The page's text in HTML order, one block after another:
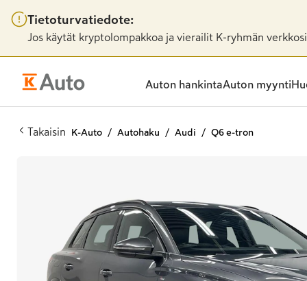
Tietoturvatiedote:
Jos käytät kryptolompakkoa ja vierailit K-ryhmän
Auton hankintaAuton myynti
Takaisin K-Auto Autohaku Audi Q6 e-tron